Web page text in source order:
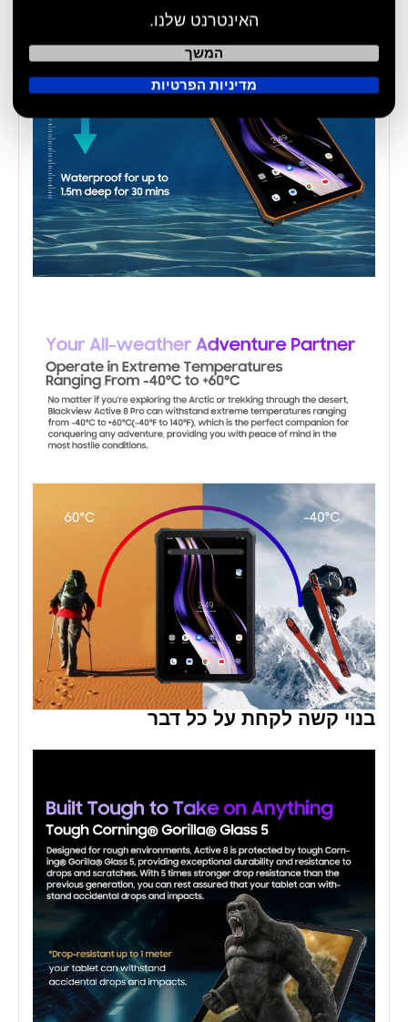
האינטרנט שלנו.
המשך
מדיניות הפרטיות
בנוי קשה לקחת על כל דבר